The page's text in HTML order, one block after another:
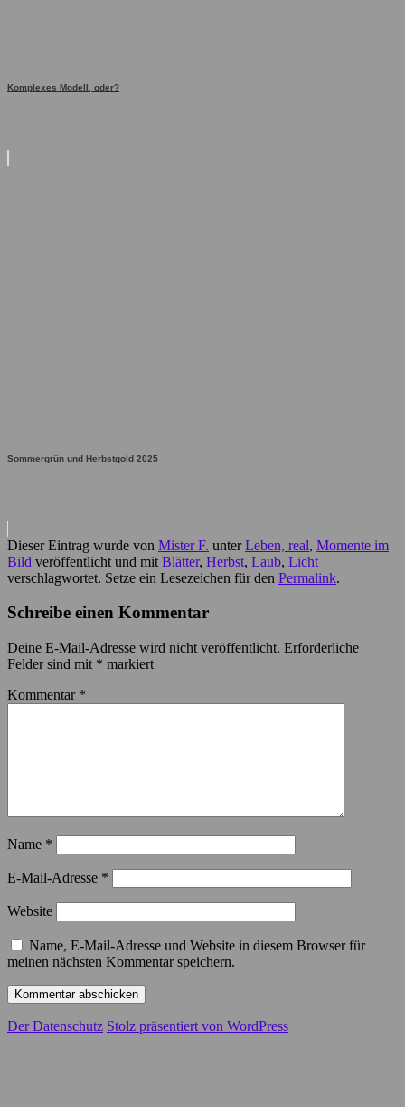
Komplexes Modell, oder?
Sommergrün und Herbstgold 2025
Dieser Eintrag wurde von Mister F. unterLeben, real, Momente im
Bild veröffentlicht und mit Blätter, Herbst, Laub, Licht
verschlagwortet. Setze ein Lesezeichen für den Permalink.
Schreibe einen Kommentar
Deine E-Mail-Adresse wird nicht veröffentlicht. Erforderliche
Felder sind mit * markiert
Kommentar *
Name *
E-Mail-Adresse *
Website
Name, E-Mail-Adresse und Website in diesem Browser für
meinen nächsten Kommentar speichern.
Der Datenschutz Stolz präsentiert von WordPress